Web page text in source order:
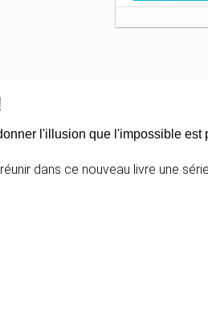
l'illusion que l'impossible est
dans ce nouveau livre une